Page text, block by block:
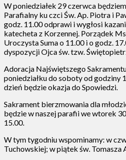
W poniedziałek 29 czerwca
Parafialny ku czci Św. Ap. Piotra i
godz. 11.00 odprawi i wygłosi
katecheta z Korzennej. Porządek
Uroczysta Suma o 11.00 i o godz.
dyspozycji Ojca św. tzw.
Adoracja Najświętszego
poniedziałku do soboty od godziny
dzień będzie okazja do Spowiedzi.
Sakrament bierzmowania dla
będzie w naszej parafii we wtorek
15.00.
W tym tygodniu wspominamy: w
Tuchowskiej; w piątek św. Tomasza